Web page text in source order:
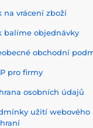
na vrácení zboží
balíme objednávky
obchodní
pro firmy
osobních údajů
užití webového